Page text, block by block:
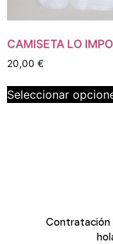
CAMISETA LO
20,00 €
Seleccionar
Contratación